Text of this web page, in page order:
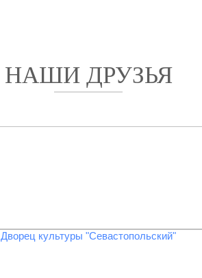
НАШИ ДРУЗЬЯ
Дворец культуры "Севастопольский"